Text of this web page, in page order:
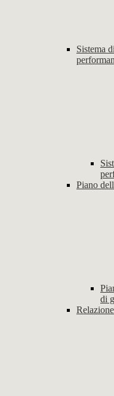
Sistema
Piano
di